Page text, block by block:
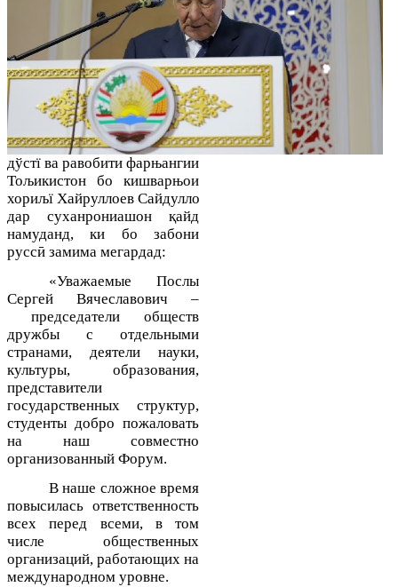
дўстї ва равобити фарњангии
Тољикистон бо кишварњои
хориљї Хайруллоев Сайдулло
дар суханрониашон қайд
намуданд, ки бо забони
руссӣ замима мегардад:
«Уважаемые Послы
Сергей Вячеславович –
председатели обществ
дружбы с отдельными
странами, деятели науки,
культуры, образования,
представители
государственных структур,
студенты добро пожаловать
на наш совместно
организованный Форум.
В наше сложное время
повысилась ответственность
всех перед всеми, в том
числе общественных
организаций, работающих на
международном уровне.